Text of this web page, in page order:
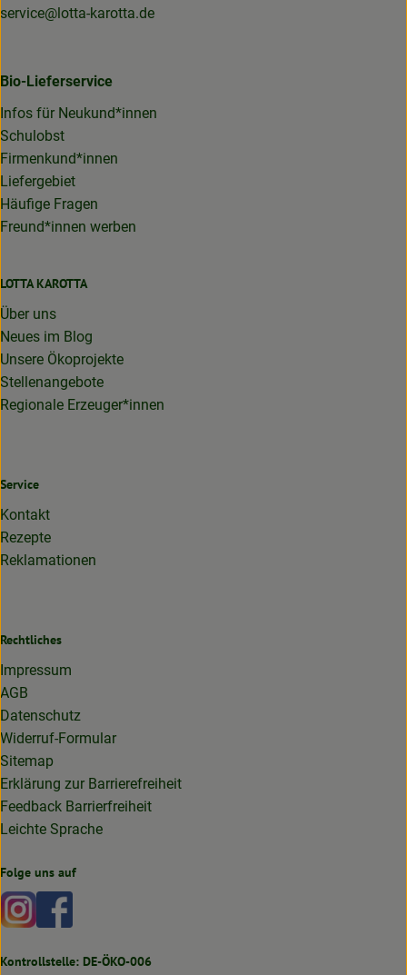
service@lotta-karotta.de
Bio-Lieferservice
Infos für Neukund*innen
Schulobst
Firmenkund*innen
Liefergebiet
Häufige Fragen
Freund*innen werben
LOTTA KAROTTA
Über uns
Neues im Blog
Unsere Ökoprojekte
Stellenangebote
Regionale Erzeuger*innen
Service
Kontakt
Rezepte
Reklamationen
Rechtliches
Impressum
AGB
Datenschutz
Widerruf-Formular
Sitemap
Erklärung zur Barrierefreiheit
Feedback Barrierfreiheit
Leichte Sprache
Folge uns auf
Externer Link zu https://www.instagram.com/
Kontrollstelle: DE-ÖKO-006